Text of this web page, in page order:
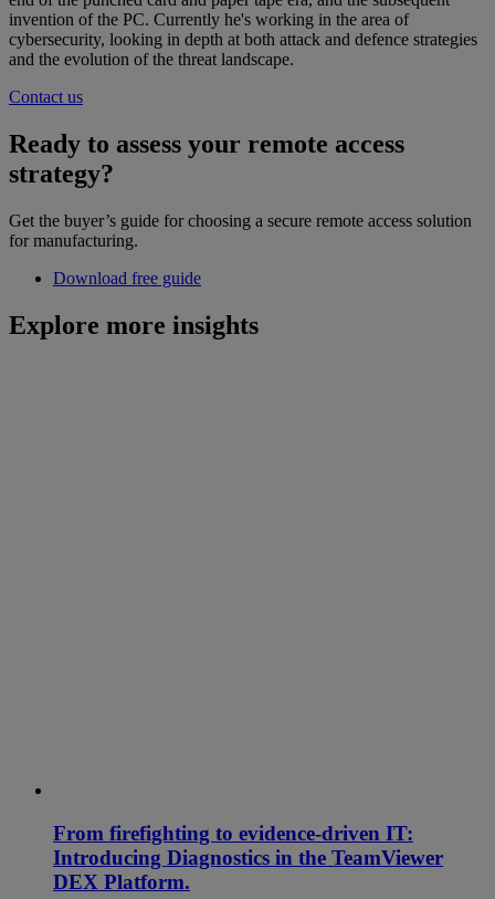
invention of the PC. Currently he's working in the area of
cybersecurity, looking in depth at both attack and defence strategies
and the evolution of the threat landscape.
Contact us
Ready to assess your remote access
strategy?
Get the buyer’s guide for choosing a secure remote access solution
for manufacturing.
Download free guide
Explore more insights
From firefighting to evidence-driven IT:
Introducing Diagnostics in the TeamViewer
DEX Platform.